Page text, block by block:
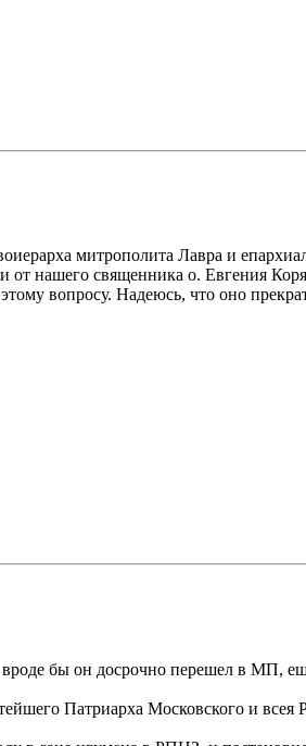
митрополита Лавра и
священника о. Евгения
вопросу. Надеюсь, что оно
бы он досрочно перешел в МП,
Патриарха Московского и всея